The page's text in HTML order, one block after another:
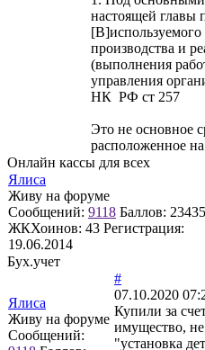
настоящей главы
[B]используемого
производства и
(выполнения
управления
НК РФ ст 257
Это не основное
расположенное
Онлайн кассы для всех
Ялиса
Живу на форуме
Сообщений: 9118 Баллов: 23435
ЖКХоинов: 43 Регистрация:
19.06.2014
Бух.учет
Ялиса
Живу на форуме
Сообщений:
#
07.10.2020
Купили за
имущество,
"установка